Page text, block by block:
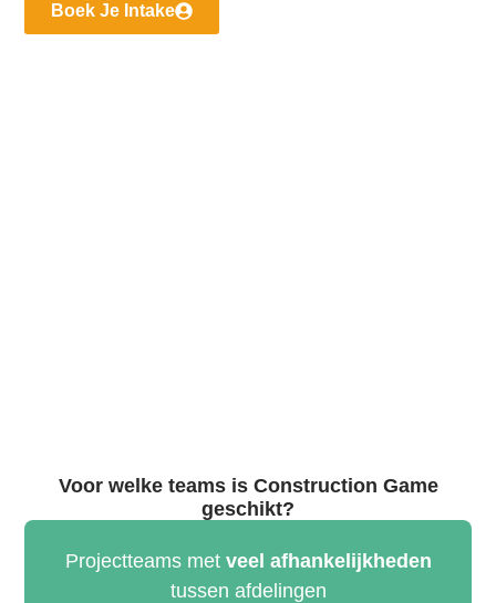
Boek Je Intake
Voor welke teams is Construction Game
geschikt?
Projectteams met veel afhankelijkheden
tussen afdelingen